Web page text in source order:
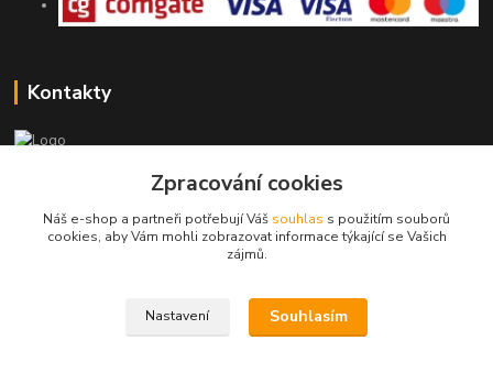
Kontakty
rodinny.bazarek@seznam.cz
Zpracování cookies
Náš e-shop a partneři potřebují Váš souhlas s použitím souborů
cookies, aby Vám mohli zobrazovat informace týkající se Vašich
zájmů.
Nastavení Souhlasím